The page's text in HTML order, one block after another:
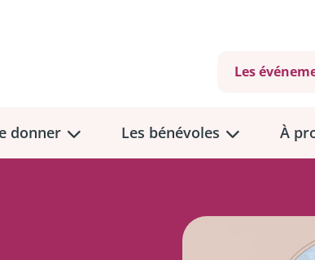
Les
donner Les bénévoles À